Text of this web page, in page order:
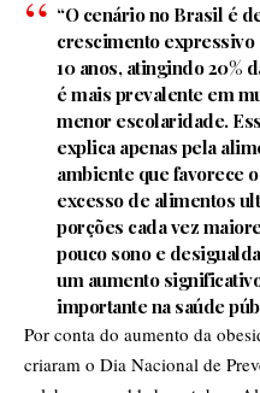
“O cenário no Brasil é
crescimento
10 anos, atingindo 20%
é mais prevalente em
menor escolaridade.
explica apenas pela
ambiente que favorece
excesso de alimentos
porções cada vez
pouco sono e
um aumento
importante na saúde
Por conta do aumento da
criaram o Dia Nacional de